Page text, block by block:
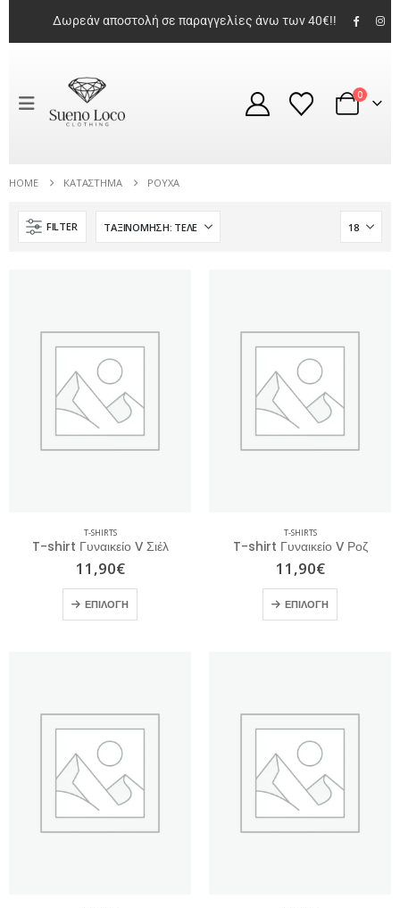
Δωρεάν αποστολή σε παραγγελίες άνω των 40€!!
0
HOME ΚΑΤΆΣΤΗΜΑ ΡΟΎΧΑ
FILTER
T-SHIRTS
T-shirt Γυναικείο V Σιέλ
11,90€
ΕΠΙΛΟΓΉ
T-SHIRTS
T-shirt Γυναικείο V Ροζ
11,90€
ΕΠΙΛΟΓΉ